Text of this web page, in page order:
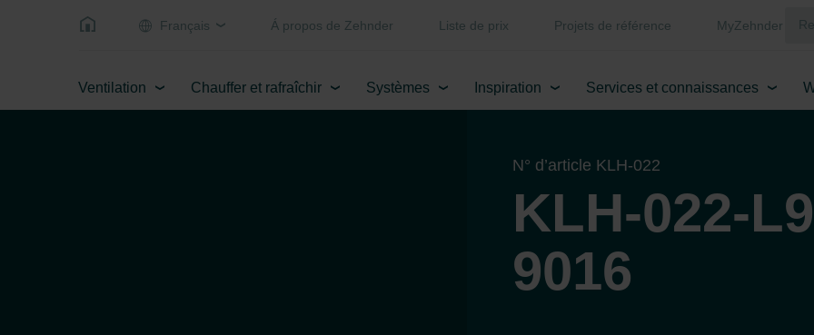
Français Á propos de Zehnder Liste de prix Projets de référence MyZehnder
Ventilation Chauffer et rafraîchir Systèmes Inspiration Services et connaissances
N° d’article KLH-022
KLH-022-
9016